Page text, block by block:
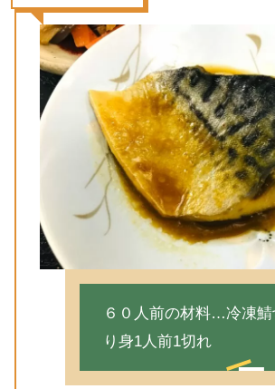
６０人前の材料…冷凍鯖
り身1人前1切れ